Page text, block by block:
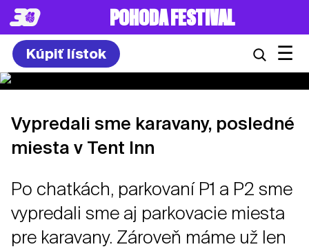
POHODA FESTIVAL
Kúpiť lístok ☰
Vypredali sme karavany, posledné
miesta v Tent Inn
Po chatkách, parkovaní P1 a P2 sme
vypredali sme aj parkovacie miesta
pre karavany. Zároveň máme už len